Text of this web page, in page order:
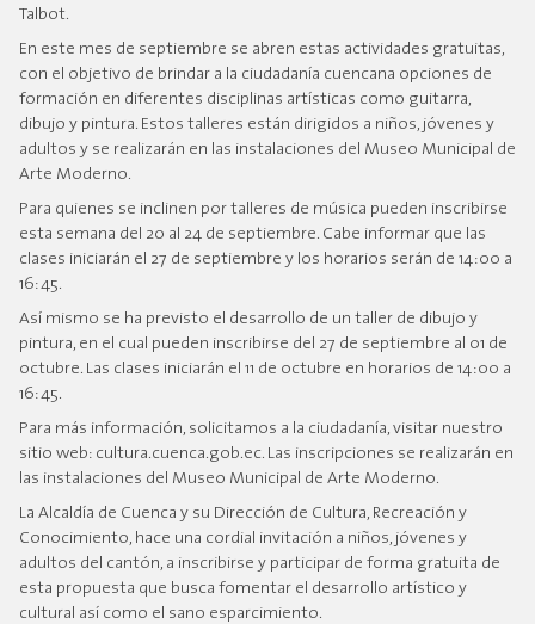
Talbot.
En este mes de septiembre se abren estas actividades gratuitas,
con el objetivo de brindar a la ciudadanía cuencana opciones de
formación en diferentes disciplinas artísticas como guitarra,
dibujo y pintura. Estos talleres están dirigidos a niños, jóvenes y
adultos y se realizarán en las instalaciones del Museo Municipal de
Arte Moderno.
Para quienes se inclinen por talleres de música pueden inscribirse
esta semana del 20 al 24 de septiembre. Cabe informar que las
clases iniciarán el 27 de septiembre y los horarios serán de 14:00 a
16:45.
Así mismo se ha previsto el desarrollo de un taller de dibujo y
pintura, en el cual pueden inscribirse del 27 de septiembre al 01 de
octubre. Las clases iniciarán el 11 de octubre en horarios de 14:00 a
16:45.
Para más información, solicitamos a la ciudadanía, visitar nuestro
sitio web: cultura.cuenca.gob.ec. Las inscripciones se realizarán en
las instalaciones del Museo Municipal de Arte Moderno.
La Alcaldía de Cuenca y su Dirección de Cultura, Recreación y
Conocimiento, hace una cordial invitación a niños, jóvenes y
adultos del cantón, a inscribirse y participar de forma gratuita de
esta propuesta que busca fomentar el desarrollo artístico y
cultural así como el sano esparcimiento.